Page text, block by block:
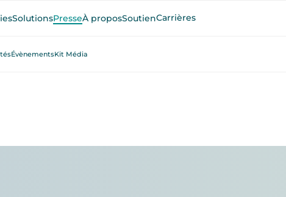
SolutionsPresseÀ proposSoutienCarrières
ÉvènementsKit Média